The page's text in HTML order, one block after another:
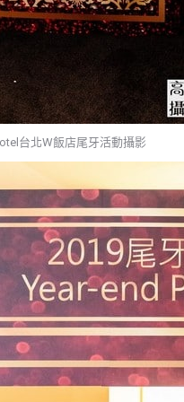
台北W飯店尾牙活動攝影